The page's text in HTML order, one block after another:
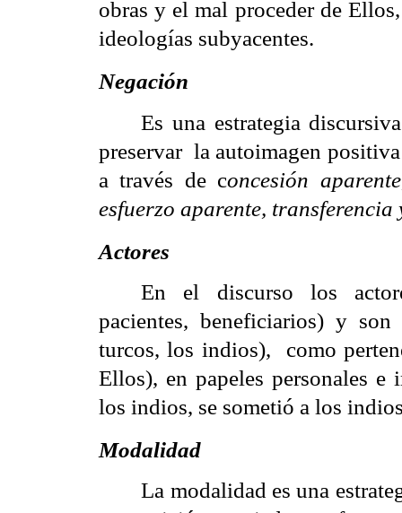
obras y el mal proceder de
ideologías subyacentes.
Negación
Es una estrategia
preservar la autoimagen
a través de concesión
esfuerzo aparente,
Actores
En el discurso los
pacientes, beneficiarios) y son
turcos, los indios),
como
Ellos), en papeles personales e
los indios, se sometió a los
Modalidad
La modalidad es una